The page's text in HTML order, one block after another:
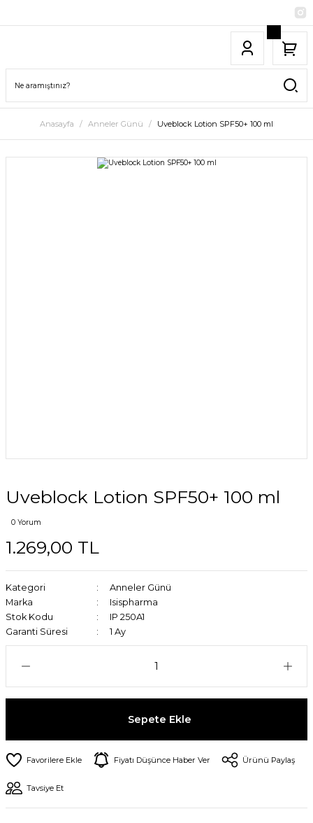
Anasayfa Anneler Günü Uveblock Lotion SPF50+ 100 ml
Uveblock Lotion SPF50+ 100 ml
0 Yorum
1.269,00 TL
Kategori
Anneler Günü
Marka
Isispharma
Stok Kodu
IP 250A1
Garanti Süresi
1 Ay
Sepete Ekle
Fiyatı Düşünce Haber Ver Ürünü Paylaş
Tavsiye Et